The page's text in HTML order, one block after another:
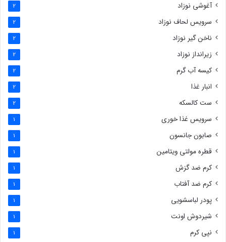
آغوشی نوزاد 2
سرویس لحاف نوزاد 2
ناخن گیر نوزاد 2
زیرانداز نوزاد 2
کیسه آب گرم 2
انبار غذا 2
ست کالسکه 2
سرویس غذا خوری 1
صابون جانسون 1
قطره مولتی ویتامین 1
کرم ضد گزش 1
کرم ضد آفتاب 1
پودر لباسشویی 1
شیردوش اونت 1
نپی کرم 1